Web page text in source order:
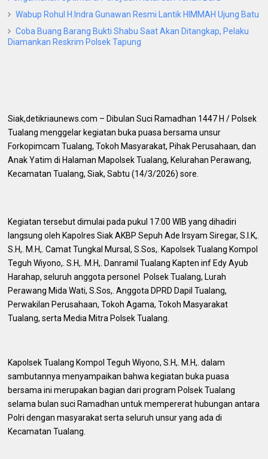
Wabup Rohul H.Indra Gunawan Resmi Lantik HIMMAH Ujung Batu
Coba Buang Barang Bukti Shabu Saat Akan Ditangkap, Pelaku
Diamankan Reskrim Polsek Tapung
Siak,detikriaunews.com – Dibulan Suci Ramadhan 1447 H / Polsek
Tualang menggelar kegiatan buka puasa bersama unsur
Forkopimcam Tualang, Tokoh Masyarakat, Pihak Perusahaan, dan
Anak Yatim di Halaman Mapolsek Tualang, Kelurahan Perawang,
Kecamatan Tualang, Siak, Sabtu (14/3/2026) sore.
Kegiatan tersebut dimulai pada pukul 17:00 WIB yang dihadiri
langsung oleh Kapolres Siak AKBP Sepuh Ade Irsyam Siregar, S.I.K,.
S.H,. M.H,. Camat Tungkal Mursal, S.Sos,. Kapolsek Tualang Kompol
Teguh Wiyono,. S.H,. M.H,. Danramil Tualang Kapten inf Edy Ayub
Harahap, seluruh anggota personel Polsek Tualang, Lurah
Perawang Mida Wati, S.Sos,. Anggota DPRD Dapil Tualang,
Perwakilan Perusahaan, Tokoh Agama, Tokoh Masyarakat
Tualang, serta Media Mitra Polsek Tualang.
Kapolsek Tualang Kompol Teguh Wiyono, S.H,. M.H,. dalam
sambutannya menyampaikan bahwa kegiatan buka puasa
bersama ini merupakan bagian dari program Polsek Tualang
selama bulan suci Ramadhan untuk mempererat hubungan antara
Polri dengan masyarakat serta seluruh unsur yang ada di
Kecamatan Tualang.